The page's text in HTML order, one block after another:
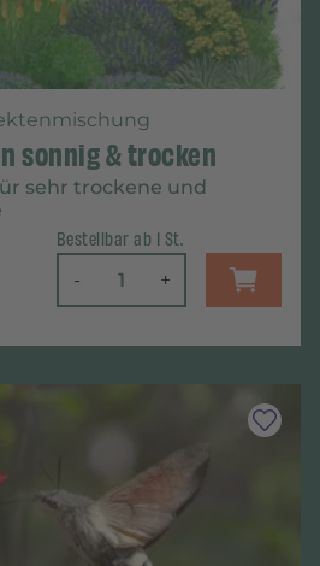
sonnig & trocken
sehr trockene und
Bestellbar ab 1 St.
- +